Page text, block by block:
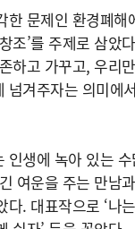
한 문제인 환경폐해
조’를 주제로 삼았
하고 가꾸고, 우리
넘겨주자는 의미에
인생에 녹아 있는
여운을 주는 만남
. 대표작으로 ‘나